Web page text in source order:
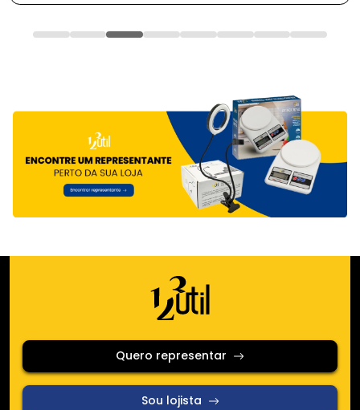
Quero representar
Sou lojista